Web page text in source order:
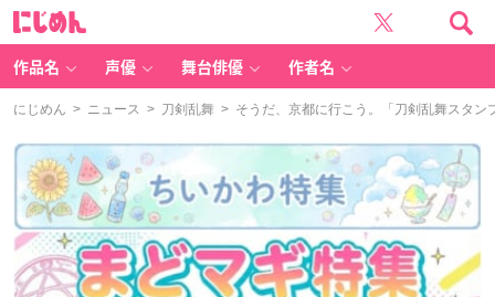
作品名 声優 舞台俳優 作者名
にじめん > ニュース > 刀剣乱舞 > そうだ、京都に行こう。「刀剣乱舞スタン